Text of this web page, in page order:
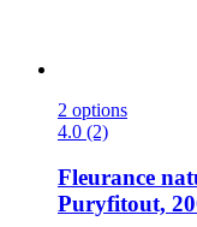
2 options
4.0 (2)
Fleurance
Puryfitout,